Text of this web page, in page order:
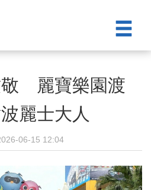
敬 麗寶樂園渡
麗士大人
06-15 12:04